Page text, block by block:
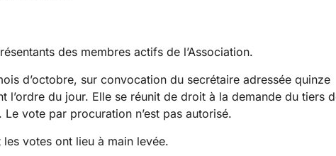
des membres actifs de l’Association.
d’octobre, sur convocation du secrétaire adressée quinze
l’ordre du jour. Elle se réunit de droit à la demande du tiers
vote par procuration n’est pas autorisé.
votes ont lieu à main levée.